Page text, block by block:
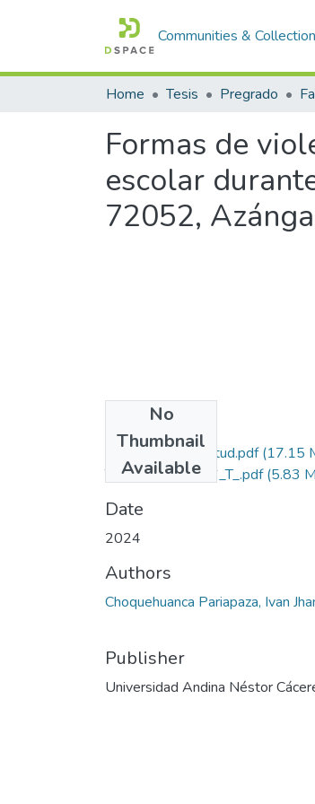
Communities &
Home Tesis Pregrado
Formas de
escolar
72052,
No
Thumbnail
Available
Grado de Similitud.pdf(17.15
T036_01557766_T_.pdf(5.83
Date
2024
Authors
Choquehuanca Pariapaza, Ivan
Publisher
Universidad Andina Néstor